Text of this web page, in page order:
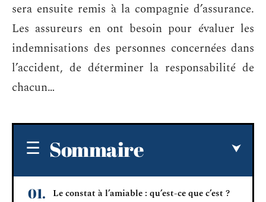
sera ensuite remis à la compagnie d’assurance.
Les assureurs en ont besoin pour évaluer les
indemnisations des personnes concernées dans
l’accident, de déterminer la responsabilité de
chacun…
Sommaire
Le constat à l’amiable : qu’est-ce que c’est ?